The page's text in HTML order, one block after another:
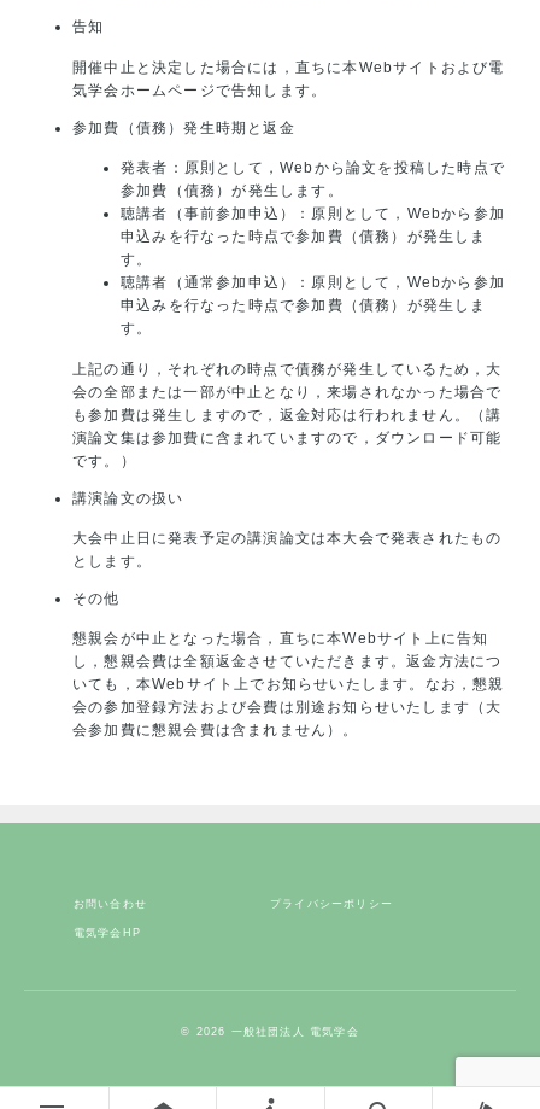
告知
開催中止と決定した場合には，直ちに本Webサイトおよび電
気学会ホームページで告知します。
参加費（債務）発生時期と返金
発表者：原則として，Webから論文を投稿した時点で
参加費（債務）が発生します。
聴講者（事前参加申込）：原則として，Webから参加
申込みを行なった時点で参加費（債務）が発生しま
す。
聴講者（通常参加申込）：原則として，Webから参加
申込みを行なった時点で参加費（債務）が発生しま
す。
上記の通り，それぞれの時点で債務が発生しているため，大
会の全部または一部が中止となり，来場されなかった場合で
も参加費は発生しますので，返金対応は行われません。（講
演論文集は参加費に含まれていますので，ダウンロード可能
です。）
講演論文の扱い
大会中止日に発表予定の講演論文は本大会で発表されたもの
とします。
その他
懇親会が中止となった場合，直ちに本Webサイト上に告知
し，懇親会費は全額返金させていただきます。返金方法につ
いても，本Webサイト上でお知らせいたします。なお，懇親
会の参加登録方法および会費は別途お知らせいたします（大
会参加費に懇親会費は含まれません）。
お問い合わせ プライバシーポリシー
電気学会HP
© 2026 一般社団法人 電気学会